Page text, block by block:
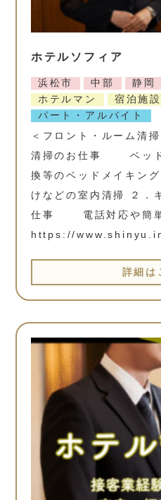
ホテルソフィア
浜松市 中部 静岡
ホテルマン
宿泊施設
パート・アルバイト
＜フロント・ルーム清
清掃のお仕事 ベッド
換等のベッドメイキン
けなどの室内清掃 ２．
仕事 電話対応や簡単
https://
詳細は